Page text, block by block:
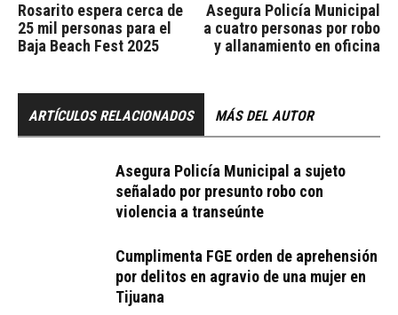
Rosarito espera cerca de
25 mil personas para el
Baja Beach Fest 2025
Asegura Policía Municipal
a cuatro personas por robo
y allanamiento en oficina
ARTÍCULOS RELACIONADOS MÁS DEL AUTOR
Asegura Policía Municipal a sujeto
señalado por presunto robo con
violencia a transeúnte
Cumplimenta FGE orden de aprehensión
por delitos en agravio de una mujer en
Tijuana